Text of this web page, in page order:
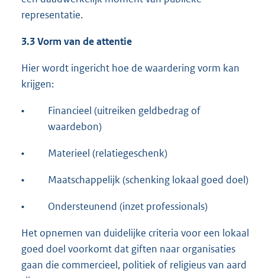
representatie.
3.3 Vorm van de attentie
Hier wordt ingericht hoe de waardering vorm kan
krijgen:
•
Financieel (uitreiken geldbedrag of
waardebon)
• Materieel (relatiegeschenk)
• Maatschappelijk (schenking lokaal goed doel)
• Ondersteunend (inzet professionals)
Het opnemen van duidelijke criteria voor een lokaal
goed doel voorkomt dat giften naar organisaties
gaan die commercieel, politiek of religieus van aard